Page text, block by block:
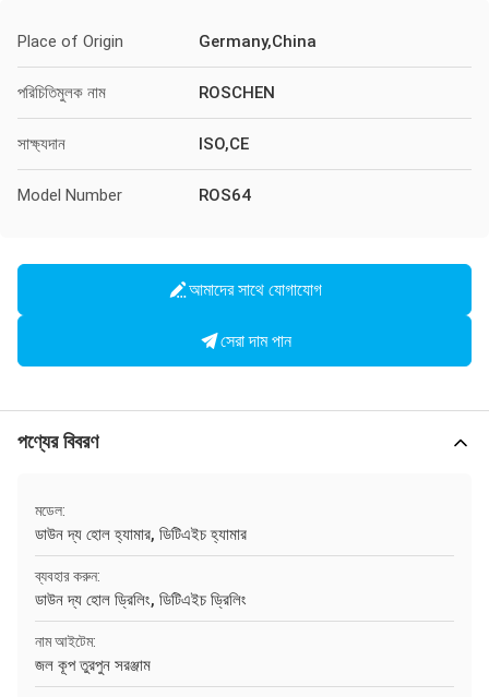
Place of Origin Germany,China
পরিচিতিমুলক নাম ROSCHEN
সাক্ষ্যদান ISO,CE
Model Number ROS64
আমাদের সাথে যোগাযোগ
সেরা দাম পান
পণ্যের বিবরণ
মডেল:
ডাউন দ্য হোল হ্যামার, ডিটিএইচ হ্যামার
ব্যবহার করুন:
ডাউন দ্য হোল ড্রিলিং, ডিটিএইচ ড্রিলিং
নাম আইটেম:
জল কূপ তুরপুন সরঞ্জাম